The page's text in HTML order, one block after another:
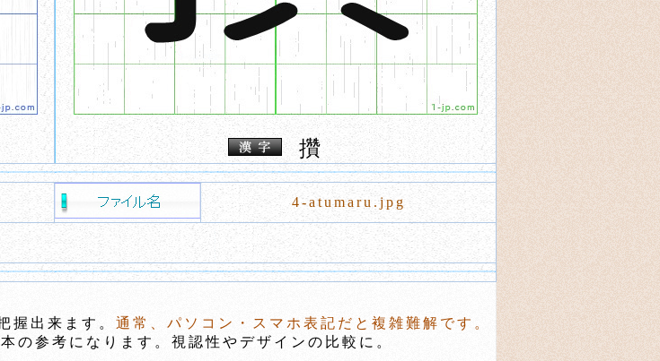
攢
4-atumaru.jpg
握出来ます。 通常、パソコン・スマホ表記だと複雑難解です。
参考になります。視認性やデザインの比較に。